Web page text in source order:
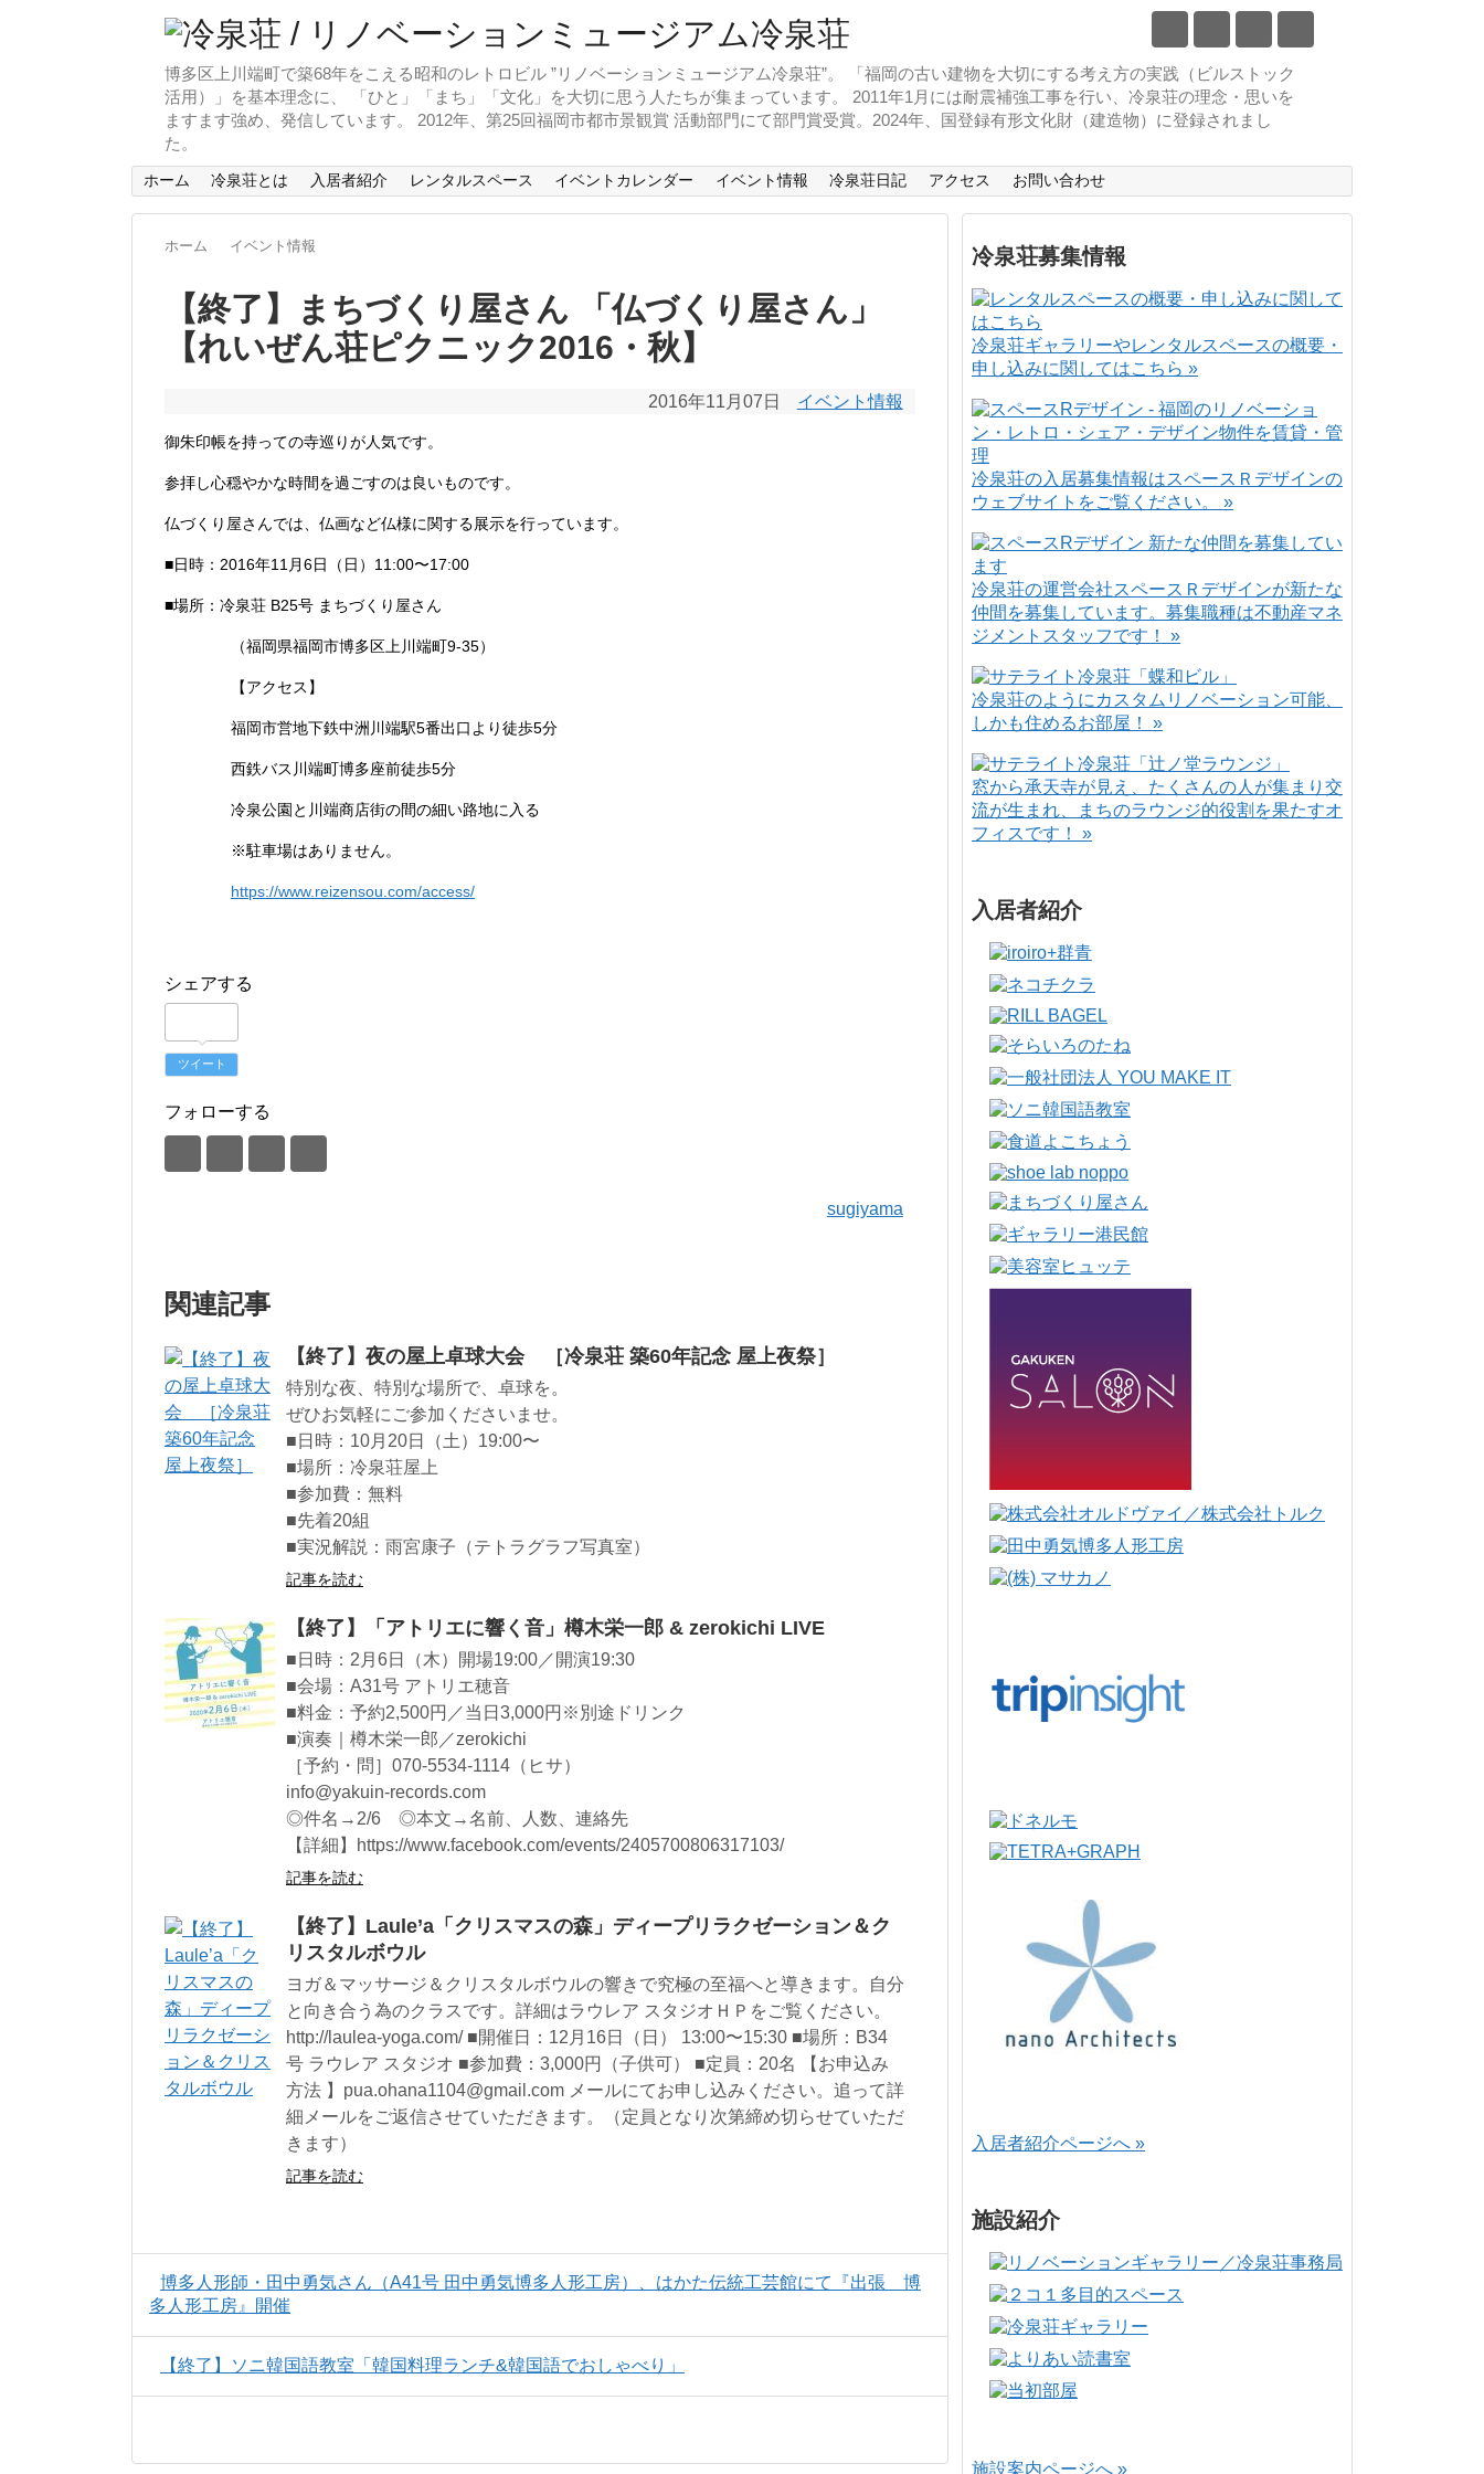
博多区上川端町で築68年をこえる昭和のレトロビル ”リノベーションミュージアム冷泉荘”。 「福岡の古い建物を大切にする考え方の実践（ビルストック
活用）」を基本理念に、 「ひと」「まち」「文化」を大切に思う人たちが集まっています。 2011年1月には耐震補強工事を行い、冷泉荘の理念・思いを
ますます強め、発信しています。 2012年、第25回福岡市都市景観賞 活動部門にて部門賞受賞。2024年、国登録有形文化財（建造物）に登録されまし
た。
ホーム 冷泉荘とは 入居者紹介 レンタルスペース イベントカレンダー イベント情報 冷泉荘日記 アクセス お問い合わせ
ホーム イベント情報
【終了】まちづくり屋さん 「仏づくり屋さん」
【れいぜん荘ピクニック2016・秋】
2016年11月07日 イベント情報
御朱印帳を持っての寺巡りが人気です。
参拝し心穏やかな時間を過ごすのは良いものです。
仏づくり屋さんでは、仏画など仏様に関する展示を行っています。
■日時：2016年11月6日（日）11:00〜17:00
■場所：冷泉荘 B25号 まちづくり屋さん
（福岡県福岡市博多区上川端町9-35）
【アクセス】
福岡市営地下鉄中洲川端駅5番出口より徒歩5分
西鉄バス川端町博多座前徒歩5分
冷泉公園と川端商店街の間の細い路地に入る
※駐車場はありません。
https://www.reizensou.com/access/
シェアする
ツイート
フォローする
sugiyama
関連記事
【終了】夜の屋上卓球大会 ［冷泉荘 築60年記念 屋上夜祭］
特別な夜、特別な場所で、卓球を。
ぜひお気軽にご参加くださいませ。
■日時：10月20日（土）19:00〜
■場所：冷泉荘屋上
■参加費：無料
■先着20組
■実況解説：雨宮康子（テトラグラフ写真室）
記事を読む
【終了】「アトリエに響く音」樽木栄一郎 & zerokichi LIVE
■日時：2月6日（木）開場19:00／開演19:30
■会場：A31号 アトリエ穂音
■料金：予約2,500円／当日3,000円※別途ドリンク
■演奏｜樽木栄一郎／zerokichi
［予約・問］070-5534-1114（ヒサ）
info@yakuin-records.com
◎件名→2/6 ◎本文→名前、人数、連絡先
【詳細】https://www.facebook.com/events/2405700806317103/
記事を読む
【終了】Laule’a「クリスマスの森」ディープリラクゼーション＆ク
リスタルボウル
ヨガ＆マッサージ＆クリスタルボウルの響きで究極の至福へと導きます。自分
と向き合う為のクラスです。詳細はラウレア スタジオＨＰをご覧ください。
http://laulea-yoga.com/ ■開催日：12月16日（日） 13:00〜15:30 ■場所：B34
号 ラウレア スタジオ ■参加費：3,000円（子供可） ■定員：20名 【お申込み
方法 】pua.ohana1104@gmail.com メールにてお申し込みください。追って詳
細メールをご返信させていただきます。（定員となり次第締め切らせていただ
きます）
記事を読む
博多人形師・田中勇気さん（A41号 田中勇気博多人形工房）、はかた伝統工芸館にて『出張 博
多人形工房』開催
【終了】ソニ韓国語教室「韓国料理ランチ&韓国語でおしゃべり」
冷泉荘募集情報
冷泉荘ギャラリーやレンタルスペースの概要・
申し込みに関してはこちら »
冷泉荘の入居募集情報はスペースＲデザインの
ウェブサイトをご覧ください。 »
冷泉荘の運営会社スペースＲデザインが新たな
仲間を募集しています。募集職種は不動産マネ
ジメントスタッフです！ »
冷泉荘のようにカスタムリノベーション可能、
しかも住めるお部屋！ »
窓から承天寺が見え、たくさんの人が集まり交
流が生まれ、まちのラウンジ的役割を果たすオ
フィスです！ »
入居者紹介
入居者紹介ページへ »
施設紹介
施設案内ページへ »